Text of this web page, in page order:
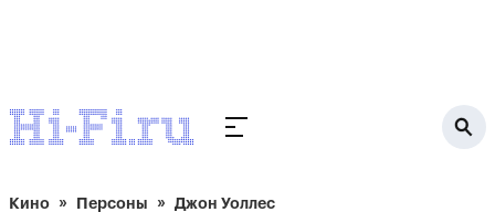
Кино Персоны Джон Уоллес